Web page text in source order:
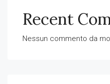
Recent
Nessun commento da